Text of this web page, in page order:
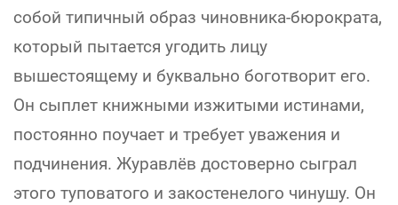
собой типичный образ чиновника-бюрократа,
который пытается угодить лицу
вышестоящему и буквально боготворит его.
Он сыплет книжными изжитыми истинами,
постоянно поучает и требует уважения и
подчинения. Журавлёв достоверно сыграл
этого туповатого и закостенелого чинушу. Он